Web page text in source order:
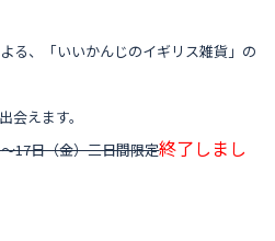
る、「いいかんじのイギリス雑貨」の
会えます。
17日（金）三日間限定終了しまし